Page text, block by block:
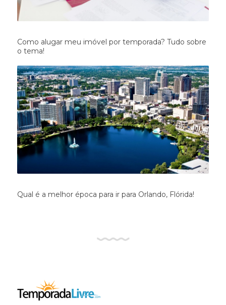
Como alugar meu imóvel por temporada? Tudo sobre
o tema!
Qual é a melhor época para ir para Orlando, Flórida!